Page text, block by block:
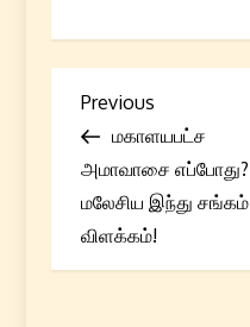
P
o
s
t
Previous
Post
Previous
மகாளயபட்ச
அமாவாசை எப்போது?
மலேசிய இந்து சங்கம்
விளக்கம்!